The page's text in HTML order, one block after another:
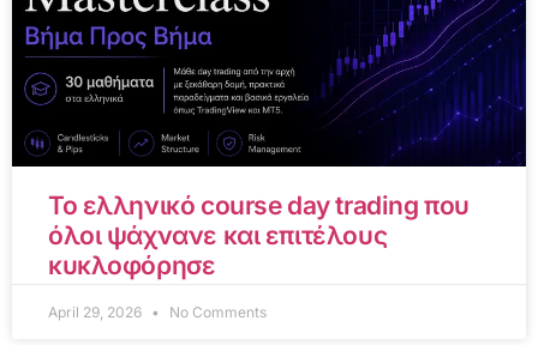
Το ελληνικό course day trading που
όλοι ψάχνανε και επιτέλους
κυκλοφόρησε
April 29, 2026 No Comments